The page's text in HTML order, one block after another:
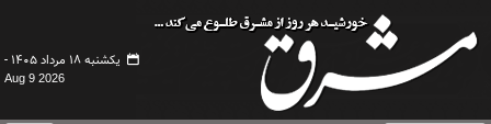
یکشنبه ۱۸ مرداد ۱۴۰۵ -
Aug 9 2026